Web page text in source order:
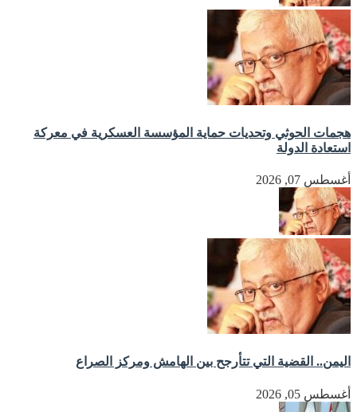
هجمات الحوثي وتحديات حماية المؤسسة العسكرية في معركة
استعادة الدولة
أغسطس 07, 2026
اليمن.. القضية التي تتأرجح بين الهامش ومركز الصراع
أغسطس 05, 2026